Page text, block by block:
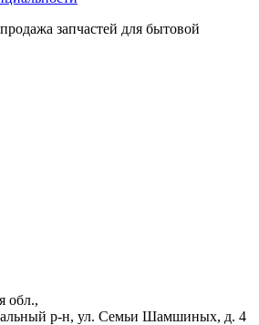
запчастей для бытовой
обл.,
р-н, ул. Семьи Шамшиных, д. 4